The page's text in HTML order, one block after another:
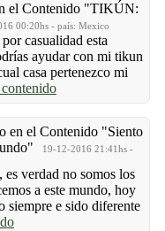
el Contenido "TIKÚN:
00:20hs - país: Mexico
casualidad esta
ayudar con mi tikun
casa pertenezco mi
en el Contenido "Siento
19-12-2016 21:41hs -
es verdad no somos los
a este mundo, hoy
siempre e sido diferente